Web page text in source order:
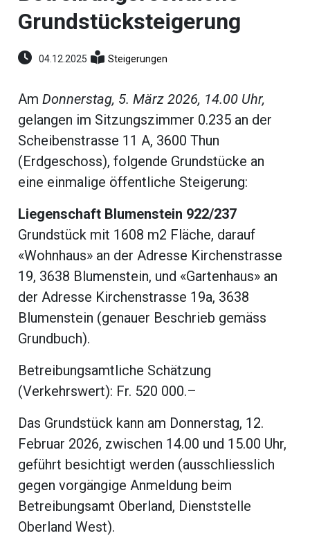
Reportagen
Grundstücksteigerung
04.12.2025 Steigerungen
AmDonnerstag, 5. März 2026, 14.00 Uhr,
gelangen im Sitzungszimmer 0.235 an der
Scheibenstrasse 11 A, 3600 Thun
(Erdgeschoss), folgende Grundstücke an
eine einmalige öffentliche Steigerung:
Liegenschaft Blumenstein 922/237
Grundstück mit 1608 m2 Fläche, darauf
«Wohnhaus» an der Adresse Kirchenstrasse
19, 3638 Blumenstein, und «Gartenhaus» an
der Adresse Kirchenstrasse 19a, 3638
Blumenstein (genauer Beschrieb gemäss
Grundbuch).
Betreibungsamtliche Schätzung
(Verkehrswert): Fr. 520 000.–
Das Grundstück kann am Donnerstag, 12.
Februar 2026, zwischen 14.00 und 15.00 Uhr,
geführt besichtigt werden (ausschliesslich
gegen vorgängige Anmeldung beim
Betreibungsamt Oberland, Dienststelle
Oberland West).